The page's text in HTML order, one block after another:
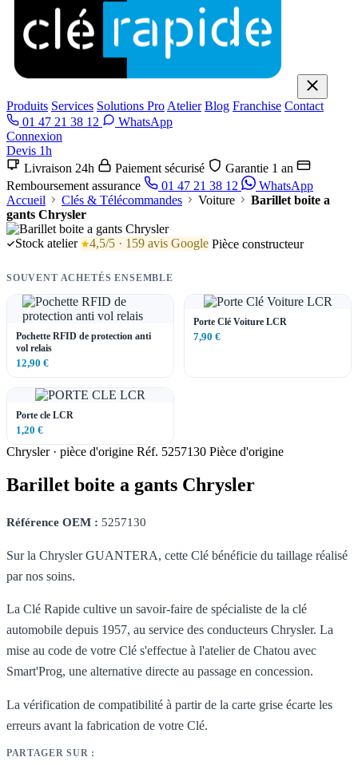
Produits Services Solutions Pro Atelier Blog Franchise Contact
01 47 21 38 12
WhatsApp
Connexion
Devis 1h
Livraison 24h
Paiement sécurisé
Garantie 1 an
Remboursement assurance
01 47 21 38 12
WhatsApp
Accueil
Clés & Télécommandes Voiture
Barillet boite a
gants Chrysler
Stock atelier 4,5/5 · 159 avis Google Pièce constructeur
SOUVENT ACHETÉS ENSEMBLE
Pochette RFID de protection anti
vol relais
12,90 €
Porte Clé Voiture LCR
7,90 €
Porte cle LCR
1,20 €
Chrysler · pièce d'origine Réf. 5257130 Pièce d'origine
Barillet boite a gants Chrysler
Référence OEM : 5257130
Sur la Chrysler GUANTERA, cette Clé bénéficie du taillage réalisé
par nos soins.
La Clé Rapide cultive un savoir-faire de spécialiste de la clé
automobile depuis 1957, au service des conducteurs Chrysler. La
mise au code de votre Clé s'effectue à l'atelier de Chatou avec
Smart'Prog, une alternative directe au passage en concession.
La vérification de compatibilité à partir de la carte grise écarte les
erreurs avant la fabrication de votre Clé.
PARTAGER SUR :